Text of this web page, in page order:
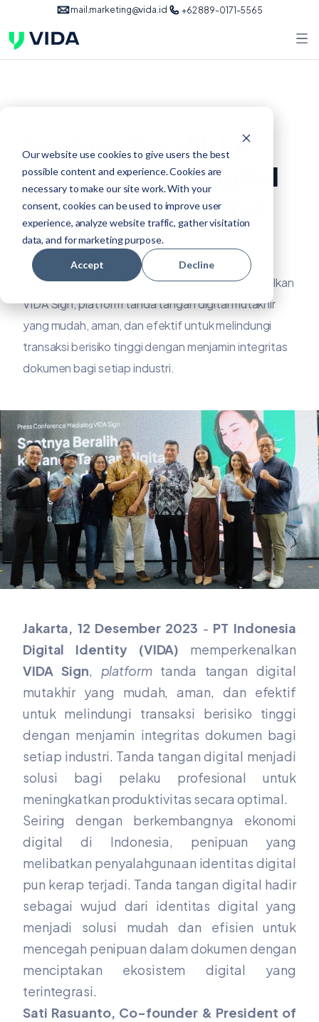
Our website use cookies to give users the best
possible content and experience. Cookies are
necessary to make our site work. With your
consent, cookies can be used to improve user
experience, analyze website traffic, gather visitation
data, and for marketing purpose.
Accept Decline
mail.marketing@vida.id +62 889-0171-5565
Saatnya Beralih ke
Tanda Tangan Digital
untuk Produktivitas
Optimal
PT Indonesia Digital Identity (VIDA) memperkenalkan
VIDA Sign, platform tanda tangan digital mutakhir
yang mudah, aman, dan efektif untuk melindungi
transaksi berisiko tinggi dengan menjamin integritas
dokumen bagi setiap industri.
Jakarta, 12 Desember 2023 - PT Indonesia
Digital Identity (VIDA) memperkenalkan
VIDA Sign, platformtanda tangan digital
mutakhir yang mudah, aman, dan efektif
untuk melindungi transaksi berisiko tinggi
dengan menjamin integritas dokumen bagi
setiap industri. Tanda tangan digital menjadi
solusi bagi pelaku profesional untuk
meningkatkan produktivitas secara optimal.
Seiring dengan berkembangnya ekonomi
digital di Indonesia, penipuan yang
melibatkan penyalahgunaan identitas digital
pun kerap terjadi. Tanda tangan digital hadir
sebagai wujud dari identitas digital yang
menjadi solusi mudah dan efisien untuk
mencegah penipuan dalam dokumen dengan
menciptakan ekosistem digital yang
terintegrasi.
Sati Rasuanto, Co-founder & President of